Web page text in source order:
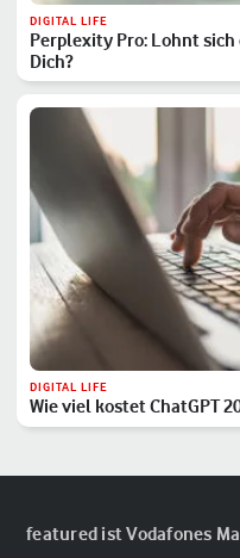
DIGITAL LIFE
Perplexity Pro: Lohnt
Dich?
DIGITAL LIFE
Wie viel kostet ChatGPT
featured ist Vodafones